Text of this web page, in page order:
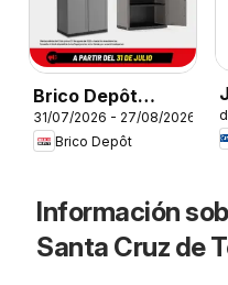
Brico Depôt
Folleto
31/07/2026 - 27/08/2026
Brico Depôt
Información
Santa Cruz de